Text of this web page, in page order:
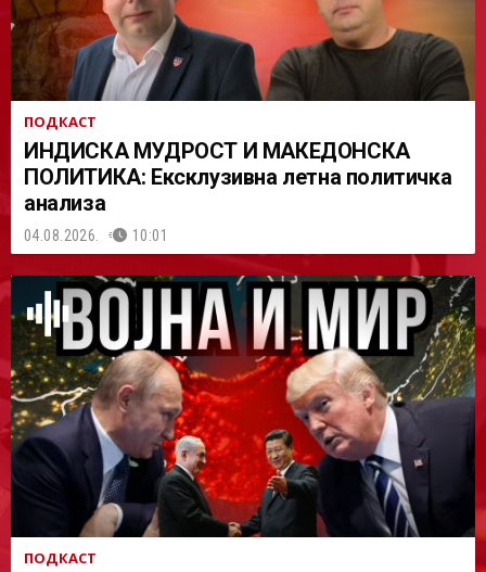
ПОДКАСТ
ИНДИСКА МУДРОСТ И МАКЕДОНСКА
ПОЛИТИКА: Ексклузивна летна политичка
анализа
04.08.2026. 10:01
ПОДКАСТ